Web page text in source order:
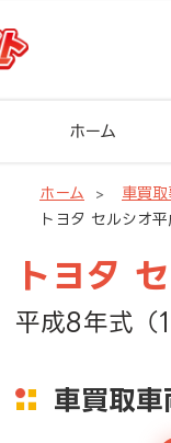
ホーム
ホーム 車買
トヨタ セルシオ
トヨタ
平成8年式
車買取車